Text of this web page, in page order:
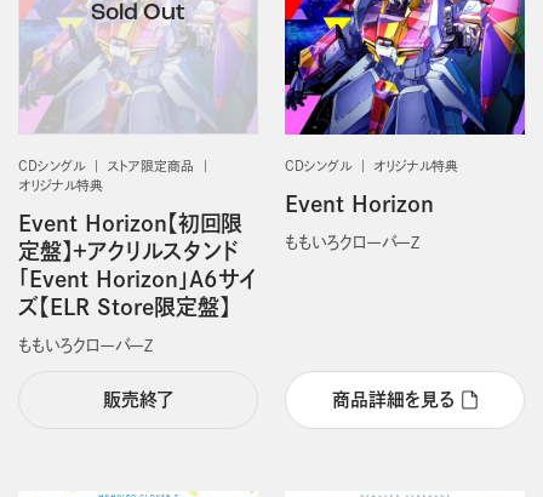
CDシングル
ストア限定商品
オリジナル特典
Event Horizon【初回限
定盤】＋アクリルスタンド
「Event Horizon」A6サイ
ズ【ELR Store限定盤】
ももいろクローバーＺ
販売終了
CDシングル オリジナル特典
Event Horizon
ももいろクローバーＺ
商品詳細を見る